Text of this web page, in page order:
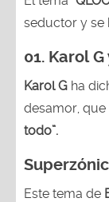
seductor y se
01. Karol G
Karol G ha
desamor,
todo”.
Este tema de